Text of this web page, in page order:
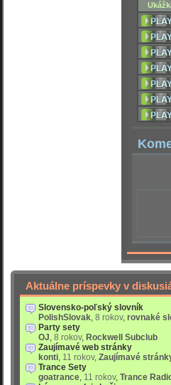
Aktuálne príspevky v
Slovensko-poľský slovník
PolishSlovak, 8 rokov, rovnaké
Party sety
OJ, 8 rokov, Rockwell Subclub
Zaujímavé web stránky
konti, 11 rokov, Zaujímavé
Trance Sety
goatrance, 11 rokov, Trance